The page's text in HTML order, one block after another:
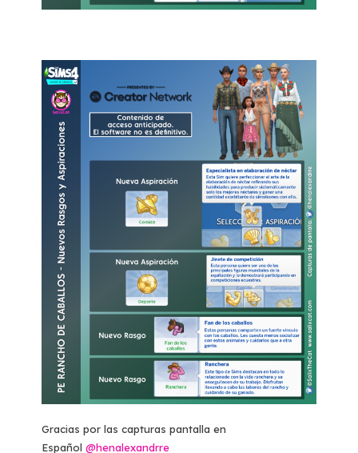
Gracias por las capturas pantalla en
Español @henalexandrre